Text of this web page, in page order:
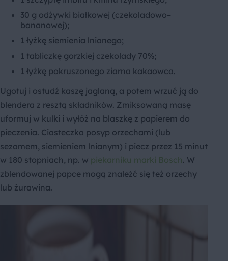
30 g odżywki białkowej (czekoladowo–
bananowej);
1 łyżkę siemienia lnianego;
1 tabliczkę gorzkiej czekolady 70%;
1 łyżkę pokruszonego ziarna kakaowca.
Ugotuj i ostudź kaszę jaglaną, a potem wrzuć ją do
blendera z resztą składników. Zmiksowaną masę
uformuj w kulki i wyłóż na blaszkę z papierem do
pieczenia. Ciasteczka posyp orzechami (lub
sezamem, siemieniem lnianym) i piecz przez 15 minut
w 180 stopniach, np. w piekarniku marki Bosch. W
zblendowanej papce mogą znaleźć się też orzechy
lub żurawina.